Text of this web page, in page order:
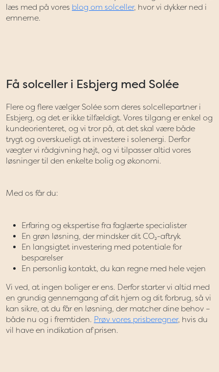
læs med på vores blog om solceller, hvor vi dykker ned i
emnerne.
Få solceller i Esbjerg med Solée
Flere og flere vælger Solée som deres solcellepartner i
Esbjerg, og det er ikke tilfældigt. Vores tilgang er enkel og
kundeorienteret, og vi tror på, at det skal være både
trygt og overskueligt at investere i solenergi. Derfor
vægter vi rådgivning højt, og vi tilpasser altid vores
løsninger til den enkelte bolig og økonomi.
Med os får du:
Erfaring og ekspertise fra faglærte specialister
En grøn løsning, der mindsker dit CO₂-aftryk
En langsigtet investering med potentiale for
besparelser
En personlig kontakt, du kan regne med hele vejen
Vi ved, at ingen boliger er ens. Derfor starter vi altid med
en grundig gennemgang af dit hjem og dit forbrug, så vi
kan sikre, at du får en løsning, der matcher dine behov –
både nu og i fremtiden. Prøv vores prisberegner, hvis du
vil have en indikation af prisen.